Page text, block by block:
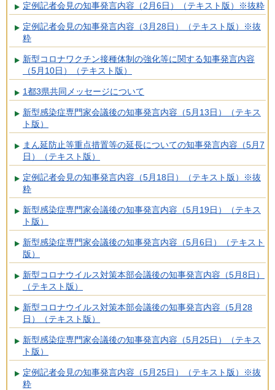
定例記者会見の知事発言内容（2月6日）（テキスト版）※抜粋
定例記者会見の知事発言内容（3月28日）（テキスト版）※抜
粋
新型コロナワクチン接種体制の強化等に関する知事発言内容
（5月10日）（テキスト版）
1都3県共同メッセージについて
新型感染症専門家会議後の知事発言内容（5月13日）（テキス
ト版）
まん延防止等重点措置等の延長についての知事発言内容（5月7
日）（テキスト版）
定例記者会見の知事発言内容（5月18日）（テキスト版）※抜
粋
新型感染症専門家会議後の知事発言内容（5月19日）（テキス
ト版）
新型感染症専門家会議後の知事発言内容（5月6日）（テキスト
版）
新型コロナウイルス対策本部会議後の知事発言内容（5月8日）
（テキスト版）
新型コロナウイルス対策本部会議後の知事発言内容（5月28
日）（テキスト版）
新型感染症専門家会議後の知事発言内容（5月25日）（テキス
ト版）
定例記者会見の知事発言内容（5月25日）（テキスト版）※抜
粋